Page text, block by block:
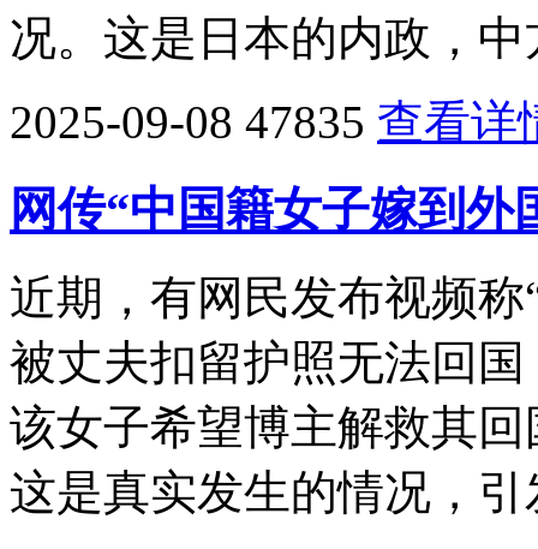
况。这是日本的内政，
2025-09-08 47835 查看详
网传“中国籍女子嫁到
近期，有网民发布视频
被丈夫扣留护照无法回
该女子希望博主解救其
这是真实发生的情况，